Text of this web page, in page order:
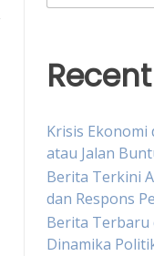
Krisis Ekonomi
atau Jalan
Berita Terkini
dan Respons
Berita Terbaru
Dinamika